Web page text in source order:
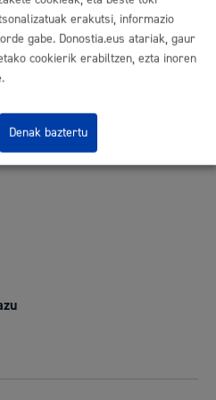
erakutsi, informazio
gabe. Donostia.eus atariak, gaur
cookierik erabiltzen, ezta inoren
Denak baztertu